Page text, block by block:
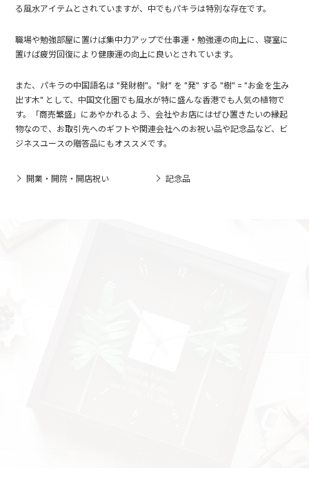
る風水アイテムとされていますが、中でもパキラは特別な存在です。
職場や勉強部屋に置けば集中力アップで仕事運・勉強運の向上に、寝室に
置けば疲労回復により健康運の向上に良いとされています。
また、パキラの中国語名は "発財樹"。"財" を "発" する "樹" = "お金を生み
出す木" として、中国文化圏でも風水が特に盛んな香港でも人気の植物で
す。「商売繁盛」にあやかれるよう、会社やお店にはぜひ置きたいの縁起
物なので、お取引先へのギフトや関連会社へのお祝い品や記念品など、ビ
ジネスユースの贈答品にもオススメです。
開業・開院・開店祝い 記念品